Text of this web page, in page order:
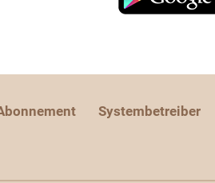
Systembetreiber